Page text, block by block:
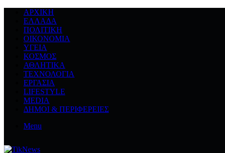
ΑΡΧΙΚΉ
ΕΛΛΆΔΑ
ΠΟΛΙΤΙΚΉ
ΟΙΚΟΝΟΜΊΑ
ΥΓΕΊΑ
ΚΌΣΜΟΣ
ΑΘΛΗΤΙΚΆ
ΤΕΧΝΟΛΟΓΙΆ
ΕΡΓΑΣΊΑ
LIFESTYLE
MEDIA
ΔΉΜΟΙ & ΠΕΡΙΦΈΡΕΙΕΣ
Menu